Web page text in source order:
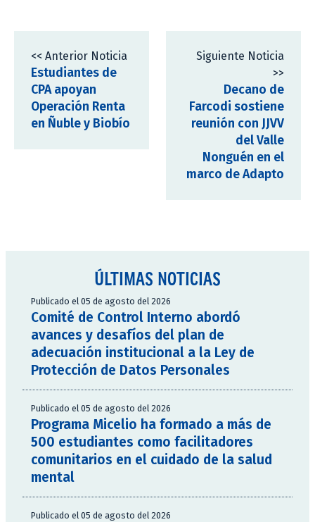
<< Anterior Noticia
Estudiantes de
CPA apoyan
Operación Renta
en Ñuble y Biobío
Siguiente Noticia
>>
Decano de
Farcodi sostiene
reunión con JJVV
del Valle
Nonguén en el
marco de Adapto
ÚLTIMAS NOTICIAS
Publicado el 05 de agosto del 2026
Comité de Control Interno abordó
avances y desafíos del plan de
adecuación institucional a la Ley de
Protección de Datos Personales
Publicado el 05 de agosto del 2026
Programa Micelio ha formado a más de
500 estudiantes como facilitadores
comunitarios en el cuidado de la salud
mental
Publicado el 05 de agosto del 2026